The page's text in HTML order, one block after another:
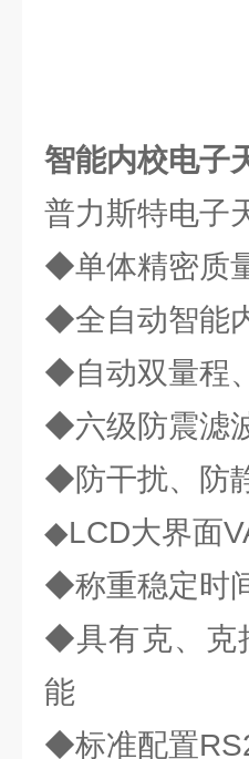
智能内校电子
普力斯特电子
◆单体精密质
◆全自动智能
◆自动双量程
◆六级防震滤
◆防干扰、防
◆LCD大界面
◆称重稳定时
◆具有克、克
能
◆标准配置